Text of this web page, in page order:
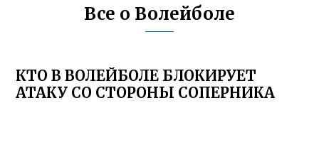
Все о Волейболе
КТО В ВОЛЕЙБОЛЕ БЛОКИРУЕТ
АТАКУ СО СТОРОНЫ СОПЕРНИКА